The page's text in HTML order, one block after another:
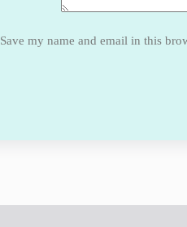
Save my name and email in this